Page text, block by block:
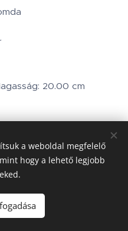
20.00 cm
a weboldal megfelelő
hogy a lehető legjobb